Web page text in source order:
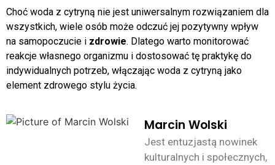
Choć woda z cytryną nie jest uniwersalnym rozwiązaniem dla
wszystkich, wiele osób może odczuć jej pozytywny wpływ
na samopoczucie i zdrowie. Dlatego warto monitorować
reakcje własnego organizmu i dostosować tę praktykę do
indywidualnych potrzeb, włączając woda z cytryną jako
element zdrowego stylu życia.
Marcin Wolski
Jest entuzjastą nowinek
kulturalnych i społecznych,